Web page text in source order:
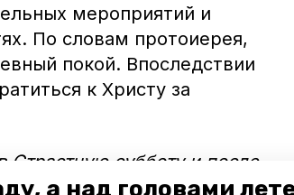
а над головами
мероприятий и
По словам протоиерея,
покой. Впоследствии
к Христу за
Страстную субботу и после
посвящаем пищу Богу,